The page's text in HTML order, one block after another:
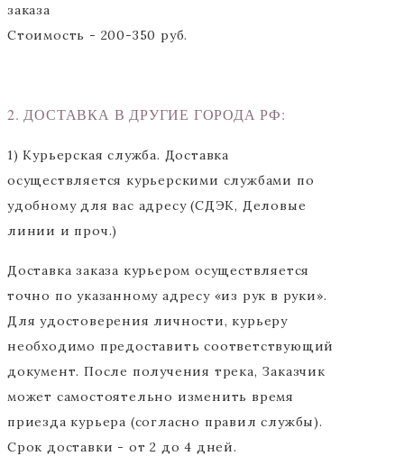
заказа
Стоимость - 200-350 руб.
2. ДОСТАВКА В ДРУГИЕ ГОРОДА РФ:
1) Курьерская служба. Доставка
осуществляется курьерскими службами по
удобному для вас адресу (СДЭК, Деловые
линии и проч.)
Доставка заказа курьером осуществляется
точно по указанному адресу «из рук в руки».
Для удостоверения личности, курьеру
необходимо предоставить соответствующий
документ. После получения трека, Заказчик
может самостоятельно изменить время
приезда курьера (согласно правил службы).
Срок доставки - от 2 до 4 дней.